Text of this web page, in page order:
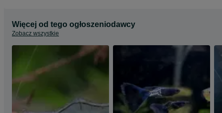
Więcej od tego ogłoszeniodawcy
Zobacz wszystkie